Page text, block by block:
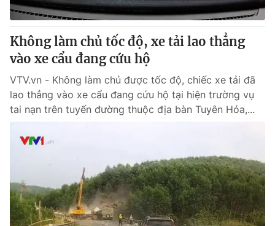
Không làm chủ tốc độ, xe tải lao thẳng
vào xe cẩu đang cứu hộ
VTV.vn - Không làm chủ được tốc độ, chiếc xe tải đã
lao thẳng vào xe cẩu đang cứu hộ tại hiện trường vụ
tai nạn trên tuyến đường thuộc địa bàn Tuyên Hóa,...